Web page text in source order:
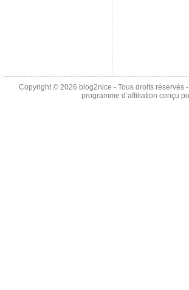
Copyright © 2026 blog2nice - Tous droits réservés
programme d’affiliation conçu